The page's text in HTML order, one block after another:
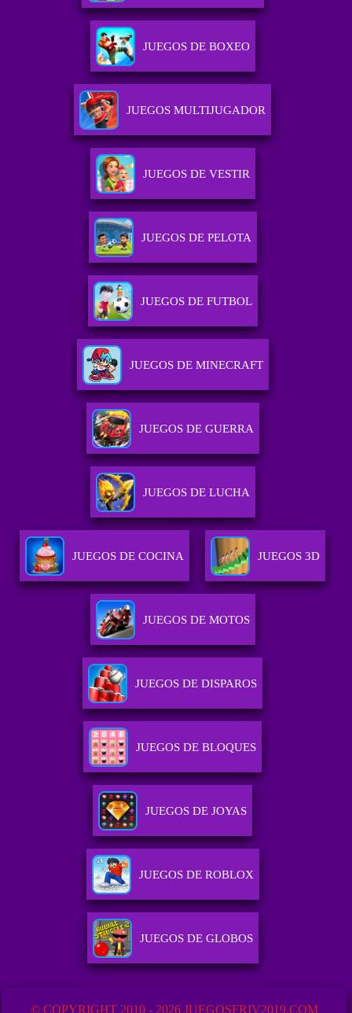
JUEGOS DE BOXEO
JUEGOS MULTIJUGADOR
JUEGOS DE VESTIR
JUEGOS DE PELOTA
JUEGOS DE FUTBOL
JUEGOS DE MINECRAFT
JUEGOS DE GUERRA
JUEGOS DE LUCHA
JUEGOS DE COCINA JUEGOS 3D
JUEGOS DE MOTOS
JUEGOS DE DISPAROS
JUEGOS DE BLOQUES
JUEGOS DE JOYAS
JUEGOS DE ROBLOX
JUEGOS DE GLOBOS
© COPYRIGHT 2010 - 2026 JUEGOSFRIV2019.COM